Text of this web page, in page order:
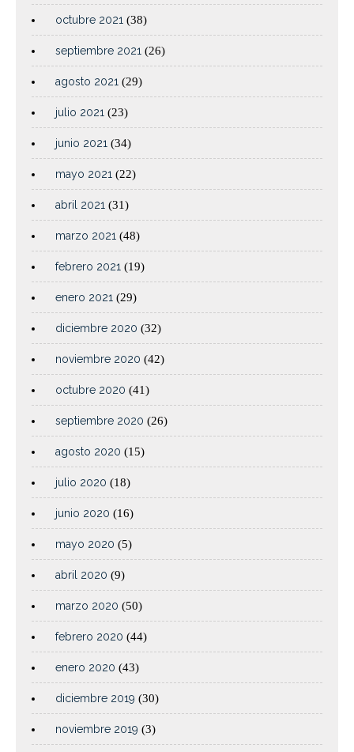
octubre 2021 (38)
septiembre 2021 (26)
agosto 2021 (29)
julio 2021 (23)
junio 2021 (34)
mayo 2021 (22)
abril 2021 (31)
marzo 2021 (48)
febrero 2021 (19)
enero 2021 (29)
diciembre 2020 (32)
noviembre 2020 (42)
octubre 2020 (41)
septiembre 2020 (26)
agosto 2020 (15)
julio 2020 (18)
junio 2020 (16)
mayo 2020 (5)
abril 2020 (9)
marzo 2020 (50)
febrero 2020 (44)
enero 2020 (43)
diciembre 2019 (30)
noviembre 2019 (3)